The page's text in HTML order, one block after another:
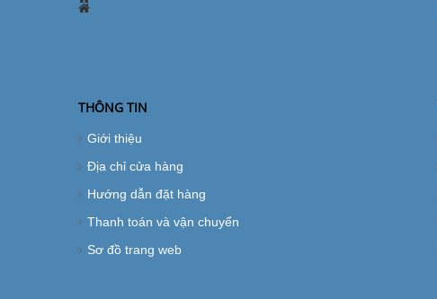
THÔNG TIN
Giới thiệu
Địa chỉ cửa hàng
Hướng dẫn đặt hàng
Thanh toán và vận chuyển
Sơ đồ trang web